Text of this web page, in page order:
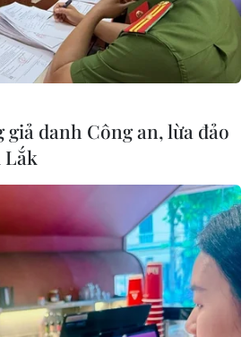
vô địch ngậm
4
Open 2024:
cựu vô địch
2024: Carlos
danh Công an, lừa đảo
Lắk